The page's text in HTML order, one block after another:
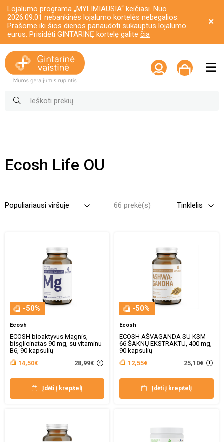
Lojalumo programa „MYLIMIAUSIA“ keičiasi. Nuo
2026.09.01 nebankinės lojalumo kortelės nebegalios.
Prašome iki šios dienos panaudoti sukauptus lojalumo
eurus. Prisidėti GINTARINĘ kortelę galite čia
Ecosh Life OU
66 prekė(s)
-50%
Ecosh
ECOSH bioaktyvus Magnis,
bisglicinatas 90 mg, su vitaminu
B6, 90 kapsulių
14,50€
28,99€
Įdėti į krepšelį
-50%
Ecosh
ECOSH AŠVAGANDA SU KSM-
66 ŠAKNŲ EKSTRAKTU, 400 mg,
90 kapsulių
12,55€
25,10€
Įdėti į krepšelį